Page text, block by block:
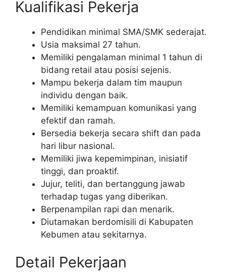
Kualifikasi Pekerja
Pendidikan minimal SMA/SMK sederajat.
Usia maksimal 27 tahun.
Memiliki pengalaman minimal 1 tahun di
bidang retail atau posisi sejenis.
Mampu bekerja dalam tim maupun
individu dengan baik.
Memiliki kemampuan komunikasi yang
efektif dan ramah.
Bersedia bekerja secara shift dan pada
hari libur nasional.
Memiliki jiwa kepemimpinan, inisiatif
tinggi, dan proaktif.
Jujur, teliti, dan bertanggung jawab
terhadap tugas yang diberikan.
Berpenampilan rapi dan menarik.
Diutamakan berdomisili di Kabupaten
Kebumen atau sekitarnya.
Detail Pekerjaan